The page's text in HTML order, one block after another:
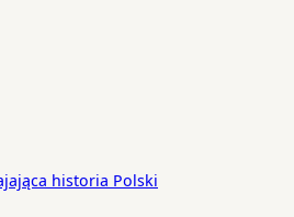
historia Polski